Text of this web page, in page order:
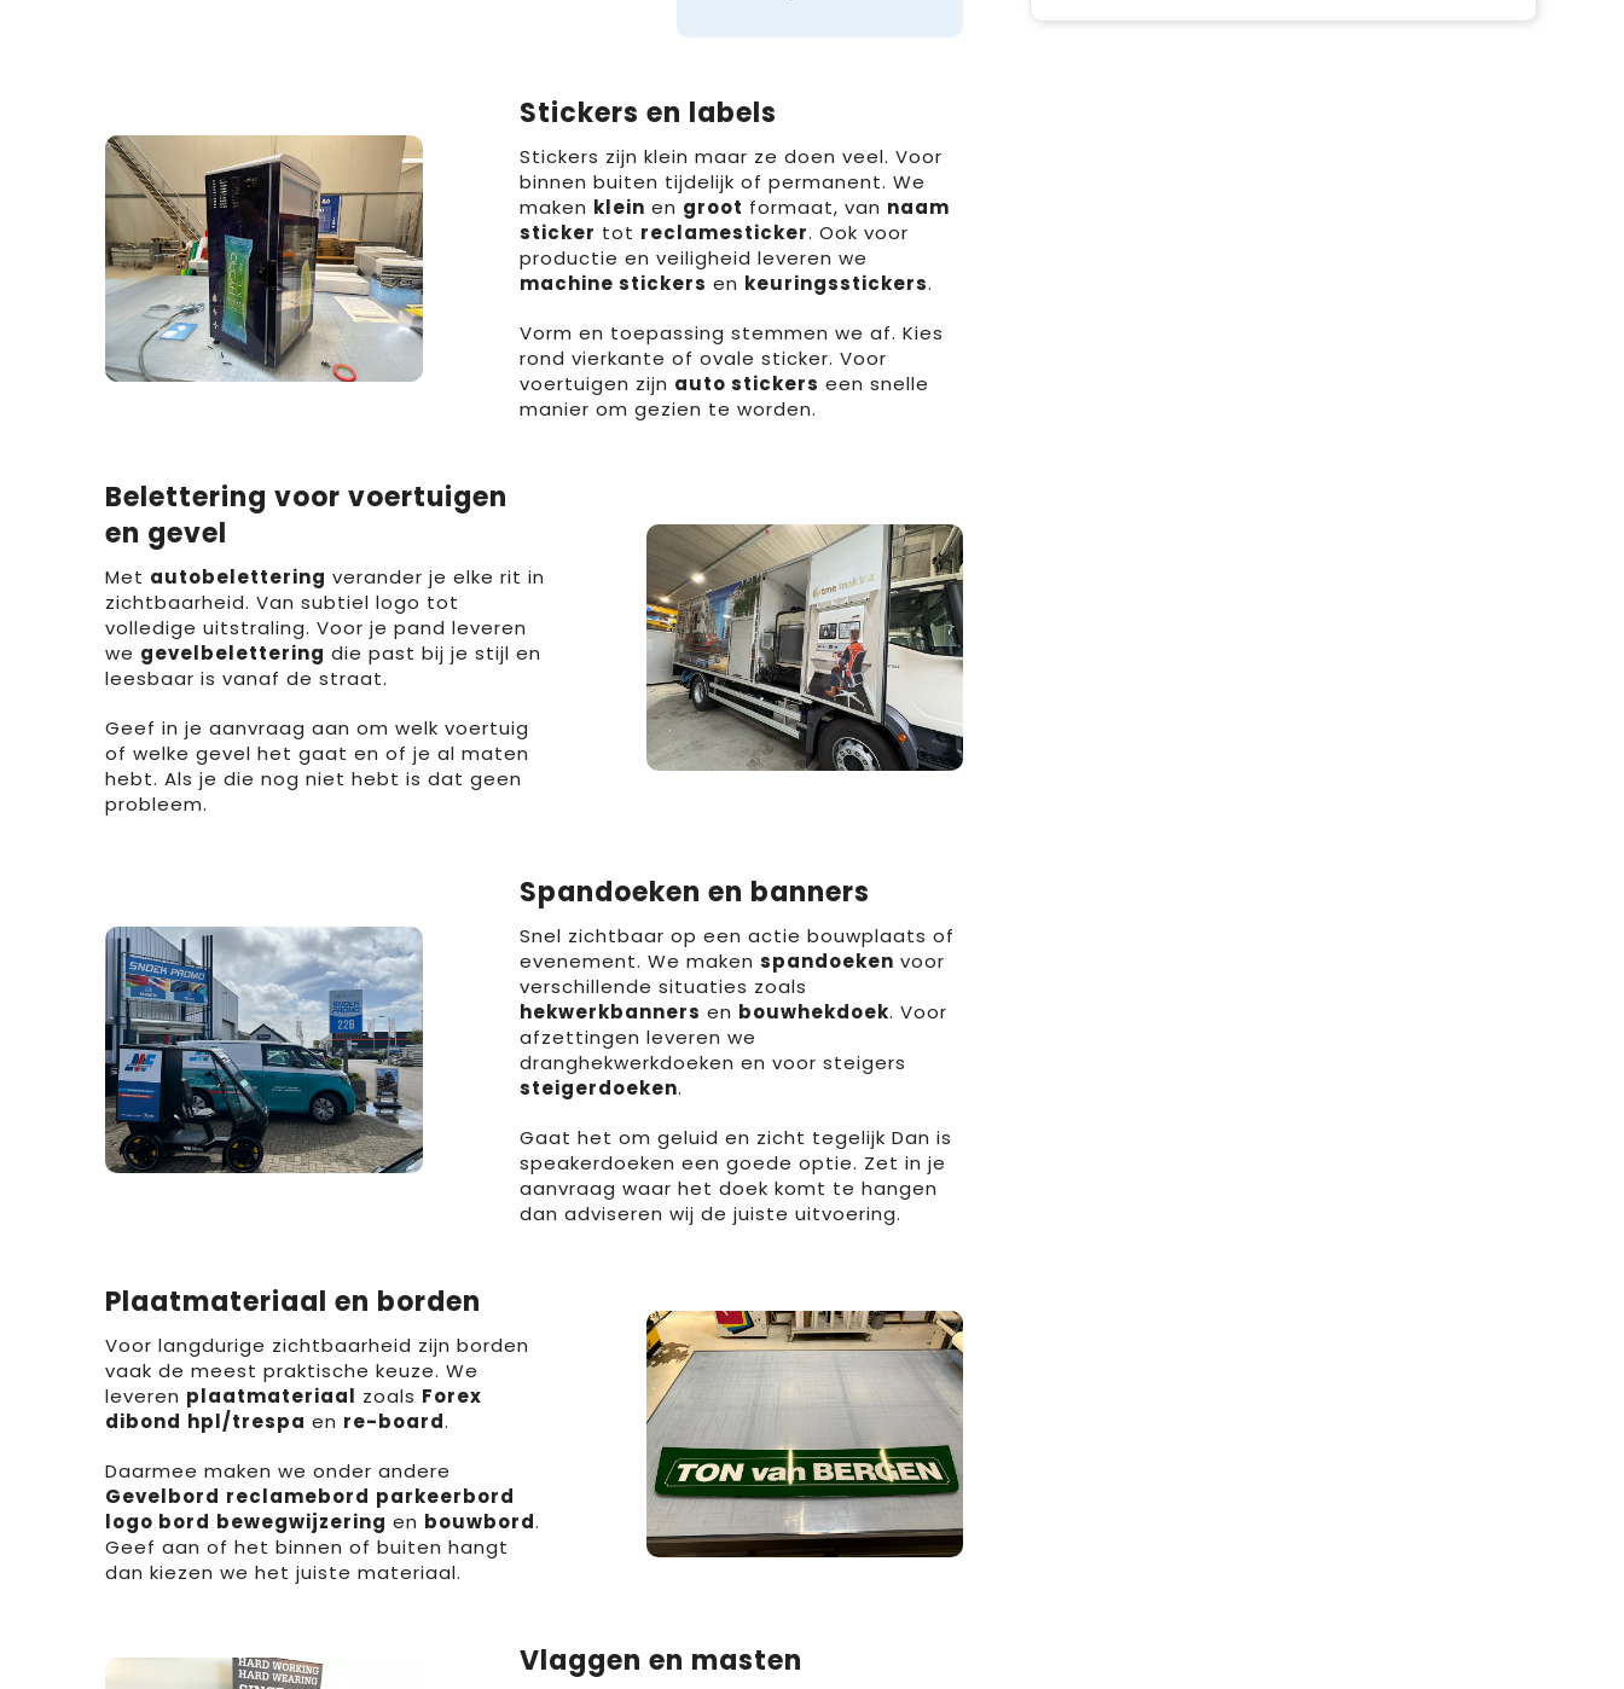
Stickers en labels
Stickers zijn klein maar ze doen veel. Voor
binnen buiten tijdelijk of permanent. We
maken klein en groot formaat, van naam
sticker tot reclamesticker. Ook voor
productie en veiligheid leveren we
machine stickers en keuringsstickers.
Vorm en toepassing stemmen we af. Kies
rond vierkante of ovale sticker. Voor
voertuigen zijn auto stickers een snelle
manier om gezien te worden.
Belettering voor voertuigen
en gevel
Met autobelettering verander je elke rit in
zichtbaarheid. Van subtiel logo tot
volledige uitstraling. Voor je pand leveren
we gevelbelettering die past bij je stijl en
leesbaar is vanaf de straat.
Geef in je aanvraag aan om welk voertuig
of welke gevel het gaat en of je al maten
hebt. Als je die nog niet hebt is dat geen
probleem.
Spandoeken en banners
Snel zichtbaar op een actie bouwplaats of
evenement. We maken spandoeken voor
verschillende situaties zoals
hekwerkbanners en bouwhekdoek. Voor
afzettingen leveren we
dranghekwerkdoeken en voor steigers
steigerdoeken.
Gaat het om geluid en zicht tegelijk Dan is
speakerdoeken een goede optie. Zet in je
aanvraag waar het doek komt te hangen
dan adviseren wij de juiste uitvoering.
Plaatmateriaal en borden
Voor langdurige zichtbaarheid zijn borden
vaak de meest praktische keuze. We
leveren plaatmateriaal zoals Forex
dibond hpl/trespa en re-board.
Daarmee maken we onder andere
Gevelbord reclamebord parkeerbord
logo bord bewegwijzering en bouwbord.
Geef aan of het binnen of buiten hangt
dan kiezen we het juiste materiaal.
Vlaggen en masten